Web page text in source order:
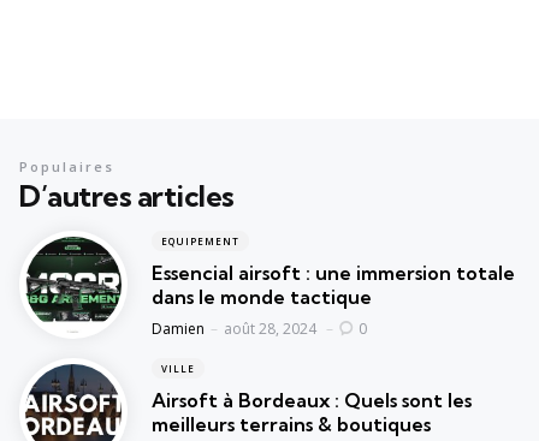
D’autres articles
Populaires
EQUIPEMENT
Essencial airsoft : une immersion totale
dans le monde tactique
Posted
Damien août 28, 2024 0
VILLE
Airsoft à Bordeaux : Quels sont les
meilleurs terrains & boutiques